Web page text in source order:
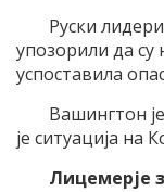
Руски
упозорили да
успоставила
Вашингтон
је ситуација на
Лицемерје